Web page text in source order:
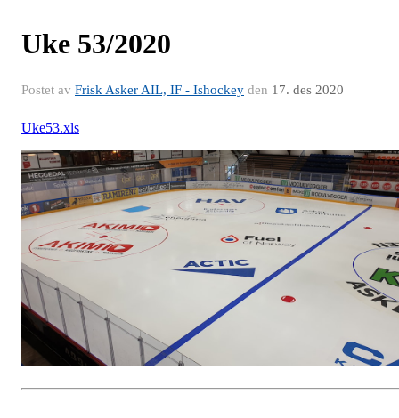
Uke 53/2020
Postet av Frisk Asker AIL, IF - Ishockey den 17. des 2020
Uke53.xls